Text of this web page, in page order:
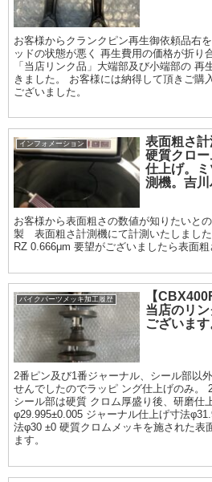
お客様からクランクピン再生御依頼品右
ッドの状態が悪く 再生費用の価格が折り
「当店リンク品」大端部及び小端部の 再
きました。 お客様には納得して頂きご購
ございました。
インフォメーション
表面粗さ
硬質クロ
仕上げ。
測機。吉
お客様から表面粗さの数値が知りたいと
製 表面粗さ計測機にて計測いたしまし
RZ 0.666μm 要望がございましたら表面粗
バイクパーツメッキ加工履歴
【
当店のリ
ございま
2番ピン及び1番ジャーナル、シール部以
せんでしたのでラッピ ング仕上げのみ。
シール部は硬質 クロム厚盛り後、研磨仕
φ29.995±0.005 ジャーナル仕上げ寸法
法φ30 ±0 硬質クロムメッキを施された表
ます。